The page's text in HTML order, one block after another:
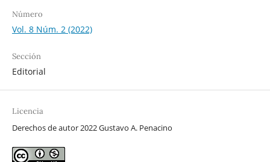
Número
Vol. 8 Núm. 2 (2022)
Sección
Editorial
Licencia
Derechos de autor 2022 Gustavo A. Penacino